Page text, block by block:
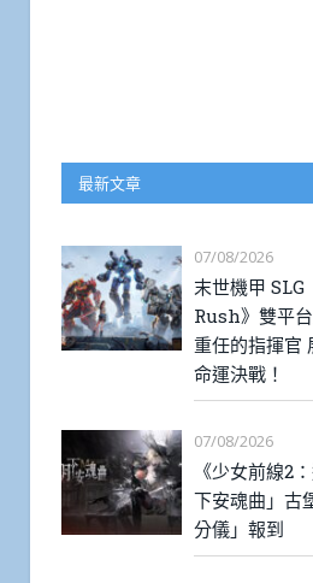
最新文章
07/08/2026
末世機甲
Rush》雙平
重任的指揮官
命運決戰！
07/08/2026
《少女前線2
下安魂曲」古
分儀」報到